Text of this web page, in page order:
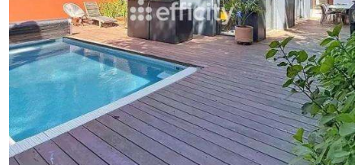
maintenant pour convenir d'une visite et laissez-vous
séduire par son atmosphère chaleureuse et son espace
extérieur accueillant.
Les informations sur les risques auxquels ce bien est
exposé sont disponibles sur le site Georisque :
georisques. gouv. fr
Nathalie Parouti - EI - est Agent Commercial mandataire
en immobilier, immatriculé au Registre Spécial des